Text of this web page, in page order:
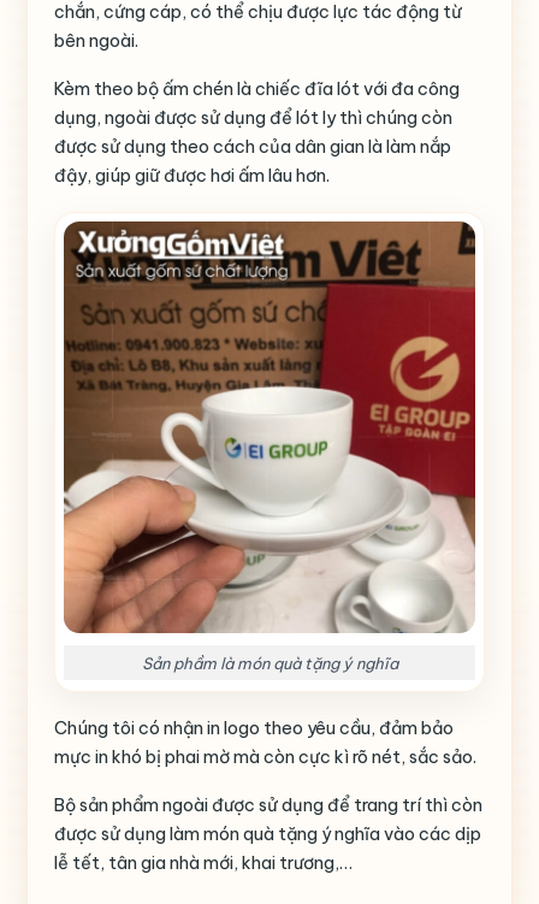
chắn, cứng cáp, có thể chịu được lực tác động từ
bên ngoài.
Kèm theo bộ ấm chén là chiếc đĩa lót với đa công
dụng, ngoài được sử dụng để lót ly thì chúng còn
được sử dụng theo cách của dân gian là làm nắp
đậy, giúp giữ được hơi ấm lâu hơn.
Sản phầm là món quà tặng ý nghĩa
Chúng tôi có nhận in logo theo yêu cầu, đảm bảo
mực in khó bị phai mờ mà còn cực kì rõ nét, sắc sảo.
Bộ sản phẩm ngoài được sử dụng để trang trí thì còn
được sử dụng làm món quà tặng ý nghĩa vào các dịp
lễ tết, tân gia nhà mới, khai trương,…